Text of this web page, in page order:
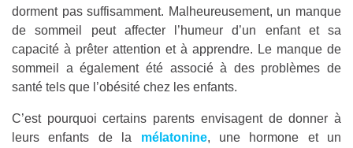
dorment pas suffisamment. Malheureusement, un manque
de sommeil peut affecter l’humeur d’un enfant et sa
capacité à prêter attention et à apprendre. Le manque de
sommeil a également été associé à des problèmes de
santé tels que l’obésité chez les enfants.
C’est pourquoi certains parents envisagent de donner à
leurs enfants de la mélatonine, une hormone et un